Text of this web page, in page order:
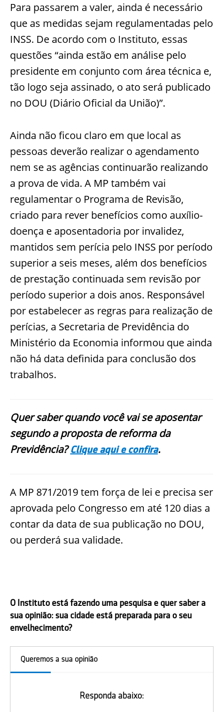
Para passarem a valer, ainda é necessário
que as medidas sejam regulamentadas pelo
INSS. De acordo com o Instituto, essas
questões “ainda estão em análise pelo
presidente em conjunto com área técnica e,
tão logo seja assinado, o ato será publicado
no DOU (Diário Oficial da União)”.
Ainda não ficou claro em que local as
pessoas deverão realizar o agendamento
nem se as agências continuarão realizando
a prova de vida. A MP também vai
regulamentar o Programa de Revisão,
criado para rever benefícios como auxílio-
doença e aposentadoria por invalidez,
mantidos sem perícia pelo INSS por período
superior a seis meses, além dos benefícios
de prestação continuada sem revisão por
período superior a dois anos. Responsável
por estabelecer as regras para realização de
perícias, a Secretaria de Previdência do
Ministério da Economia informou que ainda
não há data definida para conclusão dos
trabalhos.
Quer saber quando você vai se aposentar
segundo a proposta de reforma da
Previdência? Clique aqui e confira.
A MP 871/2019 tem força de lei e precisa ser
aprovada pelo Congresso em até 120 dias a
contar da data de sua publicação no DOU,
ou perderá sua validade.
O Instituto está fazendo uma pesquisa e quer saber a
sua opinião: sua cidade está preparada para o seu
envelhecimento?